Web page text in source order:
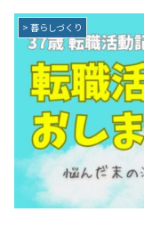
> 暮らしづくり